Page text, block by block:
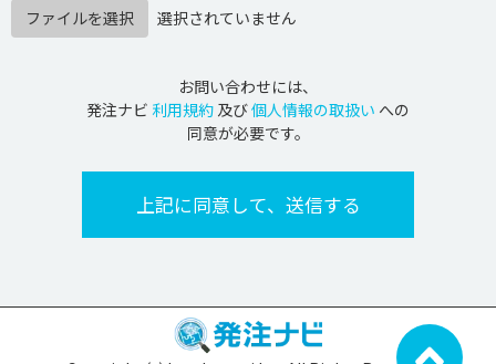
ファイルを選択
選択されていません
お問い合わせには、
発注ナビ 利用規約 及び個人情報の取扱い への
同意が必要です。